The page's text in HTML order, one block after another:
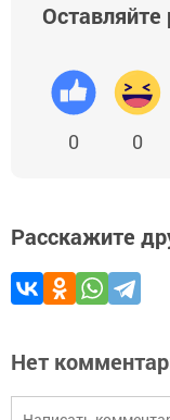
Оставляйте
0 0
Расскажите
Нет